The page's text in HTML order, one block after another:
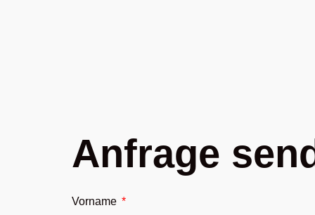
Anfrage
Vorname